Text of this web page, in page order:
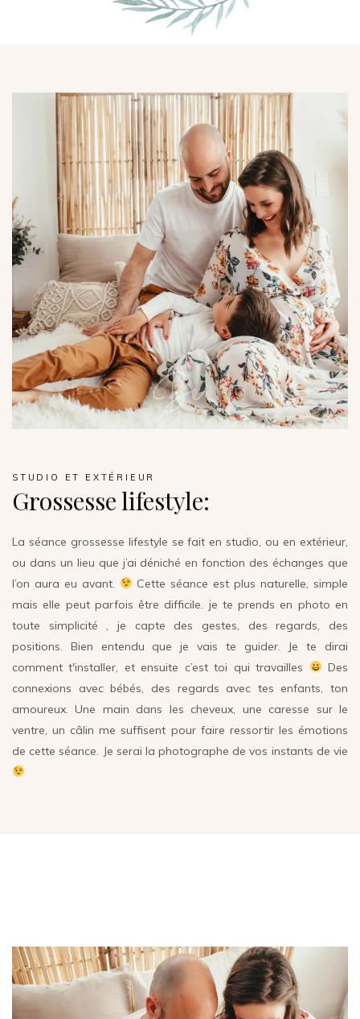
STUDIO ET EXTÉRIEUR
Grossesse lifestyle:
La séance grossesse lifestyle se fait en studio, ou en extérieur,
ou dans un lieu que j’ai déniché en fonction des échanges que
l’on aura eu avant.
Cette séance est plus naturelle, simple
mais elle peut parfois être difficile. je te prends en photo en
toute simplicité , je capte des gestes, des regards, des
positions. Bien entendu que je vais te guider. Je te dirai
comment t'installer, et ensuite c’est toi qui travailles
Des
connexions avec bébés, des regards avec tes enfants, ton
amoureux. Une main dans les cheveux, une caresse sur le
ventre, un câlin me suffisent pour faire ressortir les émotions
de cette séance. Je serai la photographe de vos instants de vie